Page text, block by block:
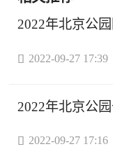
 2022-09-27 17:39
2022年北京公
 2022-09-27 17:16